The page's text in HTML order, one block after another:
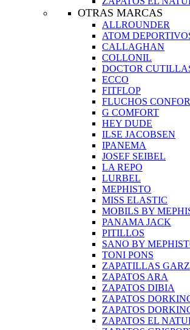
OTRAS MARCAS
ALLROUNDER
ATOM
CALLAGHAN
COLLONIL
DOCTOR
ECCO
FITFLOP
FLUCHOS
G COMFORT
HEY DUDE
ILSE JACOBSEN
IPANEMA
JOSEF SEIBEL
LA REPO
LURBEL
MEPHISTO
MISS ELASTIC
MOBILS BY
PANAMA JACK
PITILLOS
SANO BY
TONI PONS
ZAPATILLAS
ZAPATOS ARA
ZAPATOS DIBIA
ZAPATOS
ZAPATOS
ZAPATOS EL